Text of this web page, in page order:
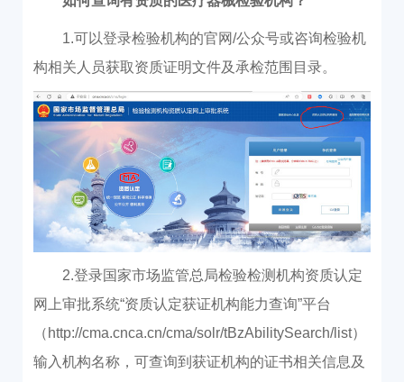
1.可以登录检验机构的官网/公众号或咨询检验机
构相关人员获取资质证明文件及承检范围目录。
2.登录国家市场监管总局检验检测机构资质认定
网上审批系统“资质认定获证机构能力查询”平台
（http://cma.cnca.cn/cma/solr/tBzAbilitySearch/list），
输入机构名称，可查询到获证机构的证书相关信息及